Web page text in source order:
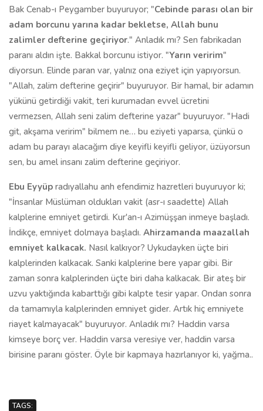
Bak Cenab-ı Peygamber buyuruyor; "Cebinde parası olan bir
adam borcunu yarına kadar bekletse, Allah bunu
zalimler defterine geçiriyor." Anladık mı? Sen fabrikadan
paranı aldın işte. Bakkal borcunu istiyor. "Yarın veririm"
diyorsun. Elinde paran var, yalnız ona eziyet için yapıyorsun.
"Allah, zalim defterine geçirir" buyuruyor. Bir hamal, bir adamın
yükünü getirdiği vakit, teri kurumadan evvel ücretini
vermezsen, Allah seni zalim defterine yazar" buyuruyor. "Hadi
git, akşama veririm" bilmem ne… bu eziyeti yaparsa, çünkü o
adam bu parayı alacağım diye keyifli keyifli geliyor, üzüyorsun
sen, bu amel insanı zalim defterine geçiriyor.
Ebu Eyyüp radıyallahu anh efendimiz hazretleri buyuruyor ki;
"İnsanlar Müslüman oldukları vakit (asr-ı saadette) Allah
kalplerine emniyet getirdi. Kur'an-ı Azimüşşan inmeye başladı.
İndikçe, emniyet dolmaya başladı. Ahirzamanda maazallah
emniyet kalkacak. Nasıl kalkıyor? Uykudayken üçte biri
kalplerinden kalkacak. Sanki kalplerine bere yapar gibi. Bir
zaman sonra kalplerinden üçte biri daha kalkacak. Bir ateş bir
uzvu yaktığında kabarttığı gibi kalpte tesir yapar. Ondan sonra
da tamamıyla kalplerinden emniyet gider. Artık hiç emniyete
riayet kalmayacak" buyuruyor. Anladık mı? Haddin varsa
kimseye borç ver. Haddin varsa veresiye ver, haddin varsa
birisine paranı göster. Öyle bir kapmaya hazırlanıyor ki, yağma..
TAGS: